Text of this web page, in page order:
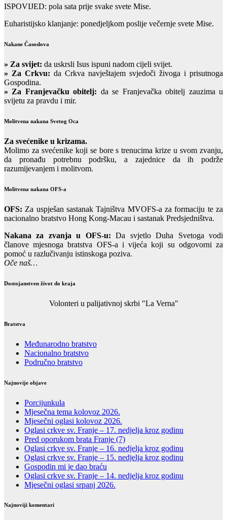
ISPOVIJED: pola sata prije svake svete Mise.
Euharistijsko klanjanje: ponedjeljkom poslije večernje svete Mise.
Nakane Časoslova
» Za svijet: da uskrsli Isus ispuni nadom cijeli svijet.
» Za Crkvu: da Crkva navještajem svjedoči živoga i prisutnoga
Gospodina.
» Za Franjevačku obitelj: da se Franjevačka obitelj zauzima u
svijetu za pravdu i mir.
Molitvena nakana Svetog Oca
Za svećenike u krizama.
Molimo za svećenike koji se bore s trenucima krize u svom zvanju,
da pronađu potrebnu podršku, a zajednice da ih podrže
razumijevanjem i molitvom.
Molitvena nakana OFS-a
OFS: Za uspješan sastanak Tajništva MVOFS-a za formaciju te za
nacionalno bratstvo Hong Kong-Macau i sastanak Predsjedništva.
Nakana za zvanja u OFS-u: Da svjetlo Duha Svetoga vodi
članove mjesnoga bratstva OFS-a i vijeća koji su odgovorni za
pomoć u razlučivanju istinskoga poziva.
Oče naš…
Dostojanstven život do kraja
Volonteri u palijativnoj skrbi "La Verna"
Bratstva
Međunarodno bratstvo
Nacionalno bratstvo
Područno bratstvo
Najnovije objave
Porcijunkula
Mjesečna tema kolovoz 2026.
Mjesečni oglasi kolovoz 2026.
Oglasi crkve sv. Franje – 17. nedjelja kroz godinu
Pred oporukom brata Franje (7)
Oglasi crkve sv. Franje – 16. nedjelja kroz godinu
Oglasi crkve sv. Franje – 15. nedjelja kroz godinu
Gospodin mi je dao braću
Oglasi crkve sv. Franje – 14. nedjelja kroz godinu
Mjesečni oglasi srpanj 2026.
Najnoviji komentari